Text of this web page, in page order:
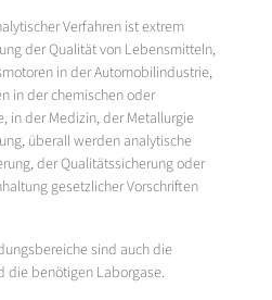
Verfahren ist extrem
der Qualität von Lebensmitteln,
in der Automobilindustrie,
in der chemischen oder
in der Medizin, der Metallurgie
überall werden analytische
der Qualitätssicherung oder
gesetzlicher Vorschriften
sind auch die
die benötigen Laborgase.